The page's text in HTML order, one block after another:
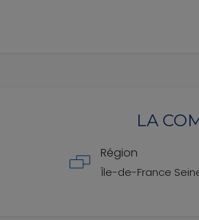
LA
Région
Île-de-France